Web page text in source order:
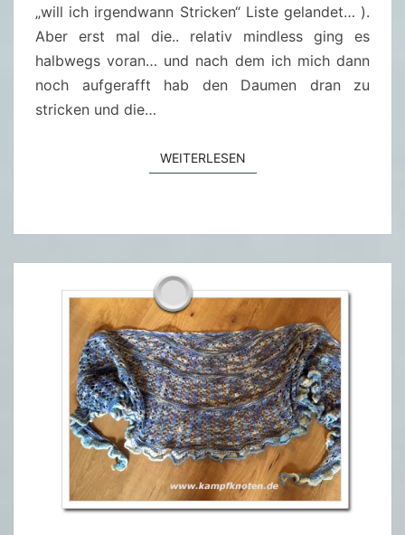
I
(
M
O
M
T
„will ich irgendwann Stricken“ Liste gelandet… ).
Aber erst mal die.. relativ mindless ging es
halbwegs voran… und nach dem ich mich dann
noch aufgerafft hab den Daumen dran zu
stricken und die…
WEITERLESEN